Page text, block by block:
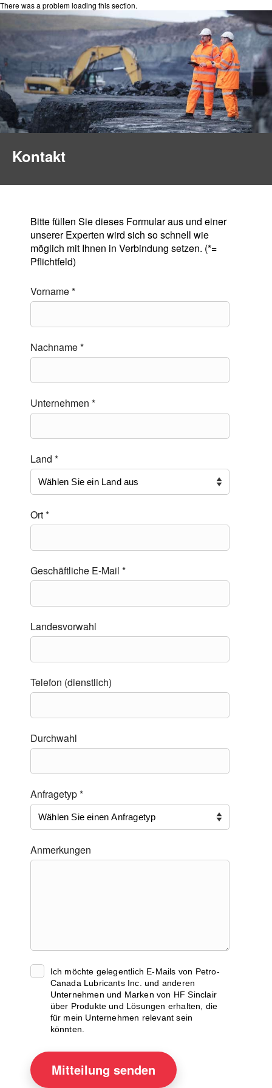
There was a problem loading this section.
Kontakt
Bitte füllen Sie dieses Formular aus und einer
unserer Experten wird sich so schnell wie
möglich mit Ihnen in Verbindung setzen. (*=
Pflichtfeld)
Vorname *
Nachname *
Unternehmen *
Land *
Ort *
Geschäftliche E-Mail *
Landesvorwahl
Telefon (dienstlich)
Durchwahl
Anfragetyp *
Anmerkungen
Ich möchte gelegentlich E-Mails von Petro-
Canada Lubricants Inc. und anderen
Unternehmen und Marken von HF Sinclair
über Produkte und Lösungen erhalten, die
für mein Unternehmen relevant sein
könnten.
Mitteilung senden